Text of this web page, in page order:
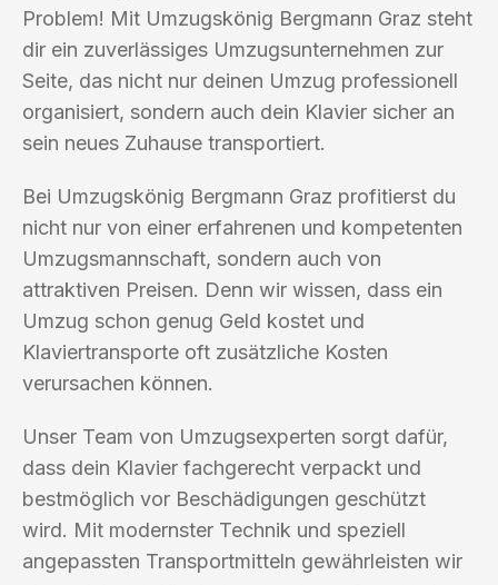
Problem! Mit Umzugskönig Bergmann Graz steht
dir ein zuverlässiges Umzugsunternehmen zur
Seite, das nicht nur deinen Umzug professionell
organisiert, sondern auch dein Klavier sicher an
sein neues Zuhause transportiert.
Bei Umzugskönig Bergmann Graz profitierst du
nicht nur von einer erfahrenen und kompetenten
Umzugsmannschaft, sondern auch von
attraktiven Preisen. Denn wir wissen, dass ein
Umzug schon genug Geld kostet und
Klaviertransporte oft zusätzliche Kosten
verursachen können.
Unser Team von Umzugsexperten sorgt dafür,
dass dein Klavier fachgerecht verpackt und
bestmöglich vor Beschädigungen geschützt
wird. Mit modernster Technik und speziell
angepassten Transportmitteln gewährleisten wir